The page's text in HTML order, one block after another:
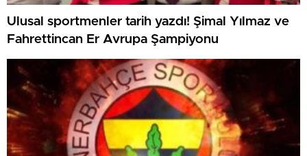
Ulusal sportmenler tarih yazdı! Şimal Yılmaz ve
Fahrettincan Er Avrupa Şampiyonu